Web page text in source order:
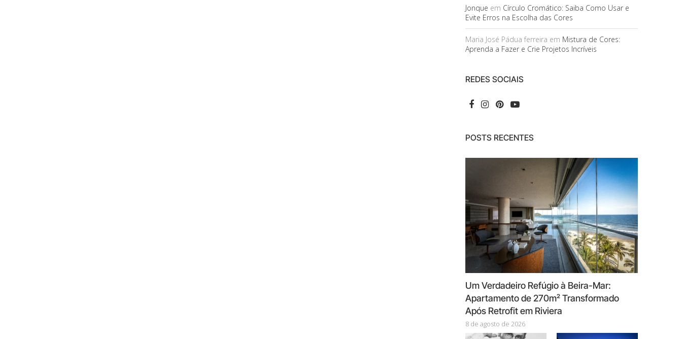
Jonque em Círculo Cromático: Saiba Como Usar e
Evite Erros na Escolha das Cores
Maria José Pádua ferreira em Mistura de Cores:
Aprenda a Fazer e Crie Projetos Incríveis
REDES SOCIAIS
POSTS RECENTES
Um Verdadeiro Refúgio à Beira-Mar:
Apartamento de 270m² Transformado
Após Retrofit em Riviera
8 de agosto de 2026